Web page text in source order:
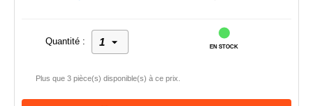
Quantité :
EN STOCK
Plus que 3 pièce(s) disponible(s) à ce prix.